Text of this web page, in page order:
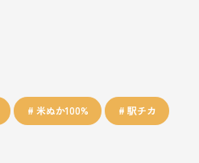
米ぬか100% 駅チカ